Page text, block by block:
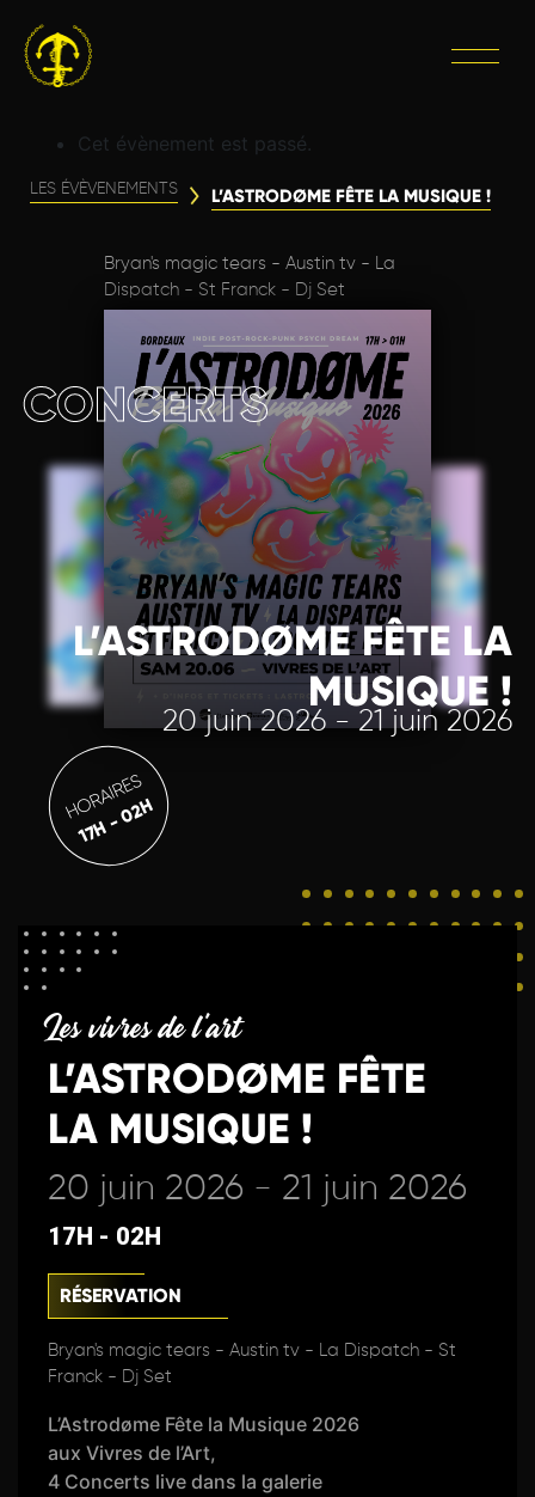
Cet évènement est passé.
LES ÉVÈVENEMENTS L’ASTRODØME FÊTE LA MUSIQUE !
Bryan's magic tears - Austin tv - La
Dispatch - St Franck - Dj Set
L’ASTRODØME FÊTE LA
MUSIQUE !
20 juin 2026 - 21 juin 2026
CONCERTS
HORAIRES
17H - 02H
Les vivres de l'art
L’ASTRODØME FÊTE
LA MUSIQUE !
20 juin 2026 - 21 juin 2026
17H - 02H
RÉSERVATION
Bryan's magic tears - Austin tv - La Dispatch - St
Franck - Dj Set
L’Astrodøme Fête la Musique 2026
aux Vivres de l’Art,
4 Concerts live dans la galerie